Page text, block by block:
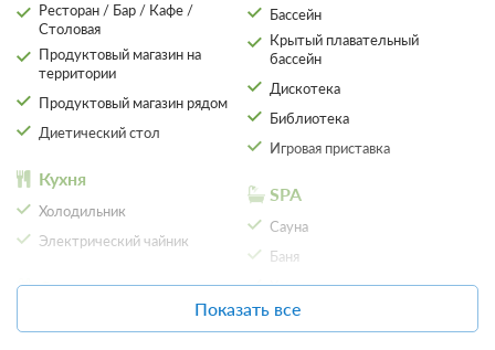
Ресторан / Бар / Кафе /
Столовая
Продуктовый магазин на
территории
Продуктовый магазин рядом
Диетический стол
Кухня
Холодильник
Электрический чайник
Организация
Бассейн
Крытый плавательный
бассейн
Дискотека
Библиотека
Игровая приставка
SPA
Сауна
Баня
Хаммам
Массаж
Показать все